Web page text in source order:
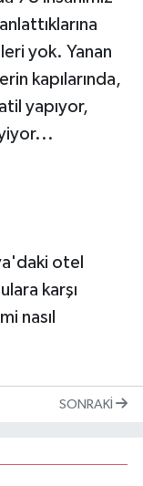
yok. Yanan
kapılarında,
yapıyor,
otel
karşı
nasıl
SONRAKI